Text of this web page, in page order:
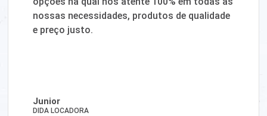
nossas necessidades, produtos de qualidade
e preço justo.
Junior
DIDA LOCADORA